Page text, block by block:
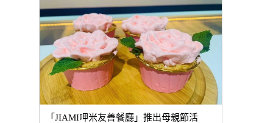
「JIAMI呷米友善餐廳」推出母親節活